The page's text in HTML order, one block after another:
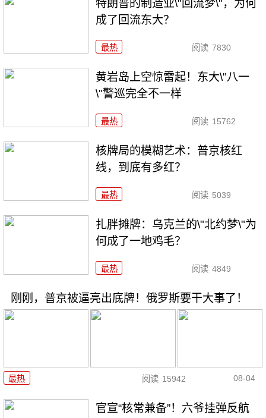
特朗普的制造业\"回流梦\"，为何
成了回流东大？
最热 阅读 7830
黄岩岛上空惊雷起！东大\"八一
\"警巡完全不一样
最热 阅读 15762
核牌局的模糊艺术：普京核红
线，到底有多红？
最热 阅读 5039
扎胖摊牌：乌克兰的\"北约梦\"为
何成了一地鸡毛？
最热 阅读 4849
刚刚，普京被逼亮出底牌！俄罗斯要干大事了！
最热 阅读 15942 08-04
官宣“核常兼备”！六爷挂弹反航